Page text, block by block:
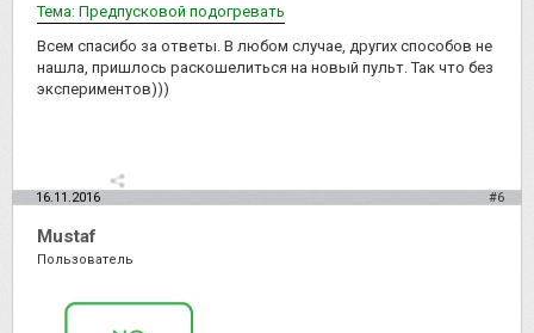
Тема: Предпусковой подогревать
Всем спасибо за ответы. В любом случае, других способов не
нашла, пришлось раскошелиться на новый пульт. Так что без
экспериментов)))
16.11.2016 #6
Mustaf
Пользователь